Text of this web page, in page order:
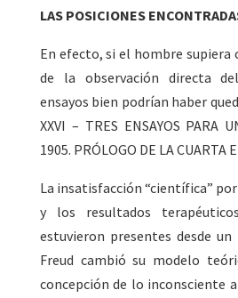
LAS POSICIONES
En efecto, si el hombre supiera
de la observación directa
ensayos bien podrían haber
XXVI – TRES ENSAYOS PARA
1905. PRÓLOGO DE LA CUARTA
La insatisfacción “científica”
y los resultados
estuvieron presentes desde
Freud cambió su modelo
concepción de lo inconsciente